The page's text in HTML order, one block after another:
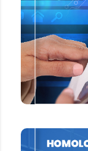
segurança
riscos